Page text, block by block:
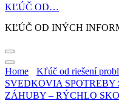
KĽÚČ OD…
KĽÚČ OD INÝCH
Home Kľúč od riešení
SVEDKOVIA
ZÁHUBY – RÝCHLO